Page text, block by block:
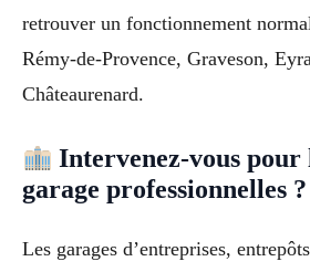
retrouver un fonctionnement
Rémy-de-Provence, Graveson,
Châteaurenard.
Intervenez-vous pour
garage professionnelles ?
Les garages d’entreprises,